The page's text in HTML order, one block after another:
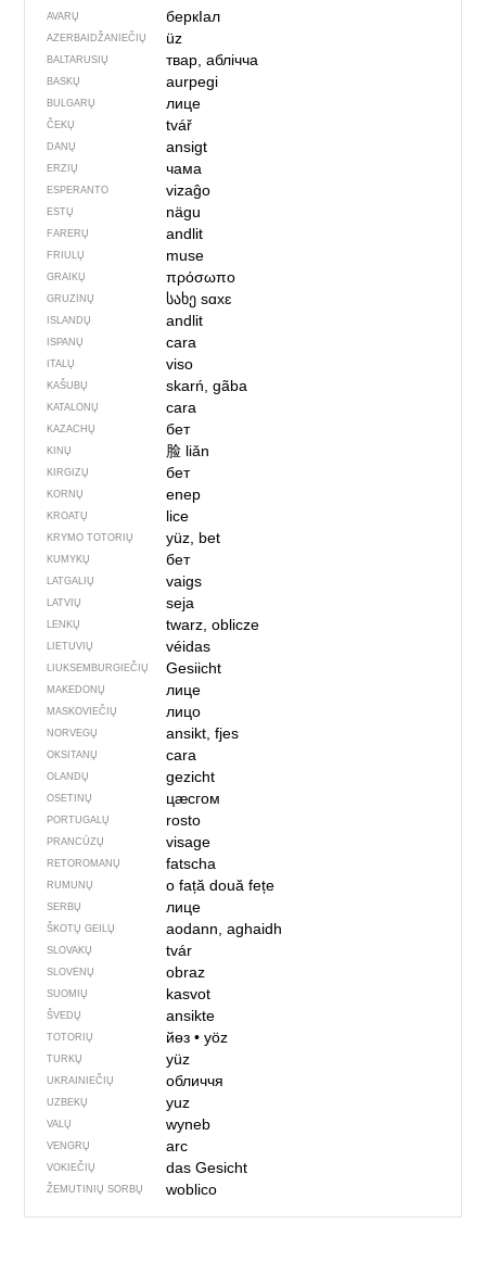
AVARŲ беркIал
AZERBAIDŽANIEČIŲ üz
BALTARUSIŲ твар, аблічча
BASKŲ aurpegi
BULGARŲ лице
ČEKŲ tvář
DANŲ ansigt
ERZIŲ чама
ESPERANTO vizaĝo
ESTŲ nägu
FARERŲ andlit
FRIULŲ muse
GRAIKŲ πρόσωπο
GRUZINŲ სახეsɑxɛ
ISLANDŲ andlit
ISPANŲ cara
ITALŲ viso
KAŠUBŲ skarń, gãba
KATALONŲ cara
KAZACHŲ бет
KINŲ 脸 liǎn
KIRGIZŲ бет
KORNŲ enep
KROATŲ lice
KRYMO TOTORIŲ yüz, bet
KUMYKŲ бет
LATGALIŲ vaigs
LATVIŲ seja
LENKŲ twarz, oblicze
LIETUVIŲ véidas
LIUKSEMBURGIEČIŲ Gesiicht
MAKEDONŲ лице
MASKOVIEČIŲ лицо
NORVEGŲ ansikt, fjes
OKSITANŲ cara
OLANDŲ gezicht
OSETINŲ цӕсгом
PORTUGALŲ rosto
PRANCŪZŲ visage
RETOROMANŲ fatscha
RUMUNŲ o fațădouă fețe
SERBŲ лице
ŠKOTŲ GEILŲ aodann, aghaidh
SLOVAKŲ tvár
SLOVĖNŲ obraz
SUOMIŲ kasvot
ŠVEDŲ ansikte
TOTORIŲ йөз• yöz
TURKŲ yüz
UKRAINIEČIŲ обличчя
UZBEKŲ yuz
VALŲ wyneb
VENGRŲ arc
VOKIEČIŲ das Gesicht
ŽEMUTINIŲ SORBŲ woblico